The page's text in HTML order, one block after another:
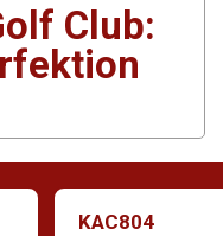
Club:
KAC804